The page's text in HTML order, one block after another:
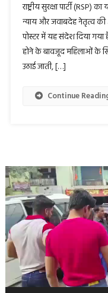
राष्ट्रीय सुरक्षा पार्टी
न्याय और जवाबदेह नेतृत्व
पोस्टर में यह संदेश दिया गया
होने के बावजूद महिलाओं के
उठाई जाती, […]
Continue
Video
Player